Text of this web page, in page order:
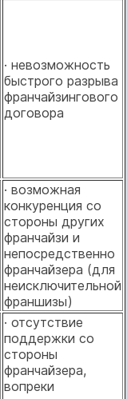
· невозможность
быстрого разрыва
франчайзингового
договора
· возможная
конкуренция со
стороны других
франчайзи и
непосредственно
франчайзера (для
неисключительной
франшизы)
· отсутствие
поддержки со
стороны
франчайзера,
вопреки